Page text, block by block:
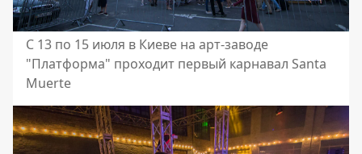
С 13 по 15 июля в Киеве на арт-заводе
"Платформа" проходит первый карнавал Santa
Muerte